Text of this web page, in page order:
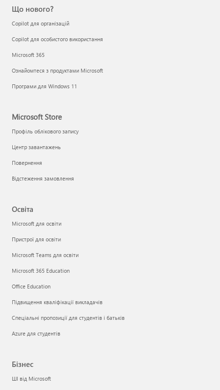
Що нового?
Copilot для організацій
Copilot для особистого використання
Microsoft 365
Ознайомтеся з продуктами Microsoft
Програми для Windows 11
Microsoft Store
Профіль облікового запису
Центр завантажень
Повернення
Відстеження замовлення
Освіта
Microsoft для освіти
Пристрої для освіти
Microsoft Teams для освіти
Microsoft 365 Education
Office Education
Підвищення кваліфікації викладачів
Спеціальні пропозиції для студентів і батьків
Azure для студентів
Бізнес
ШІ від Microsoft